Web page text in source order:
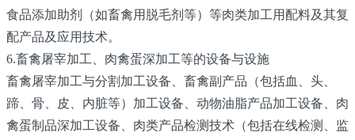
食品添加助剂（如畜禽用脱毛剂等）等肉类加工用配料及其复
配产品及应用技术。
6.畜禽屠宰加工、肉禽蛋深加工等的设备与设施
畜禽屠宰加工与分割加工设备、畜禽副产品（包括血、头、
蹄、骨、皮、内脏等）加工设备、动物油脂产品加工设备、肉
禽蛋制品深加工设备、肉类产品检测技术（包括在线检测、监